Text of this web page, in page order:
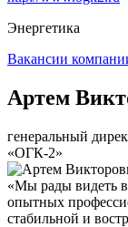
Энергетика
Вакансии
Артем
генеральный
«ОГК-2»
«Мы рады видеть
опытных
стабильной и